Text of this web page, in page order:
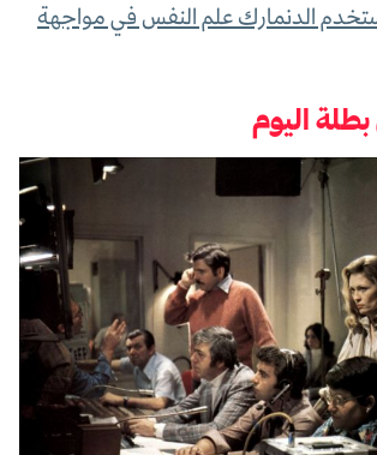
الدنمارك علم النفس في مواجهة
اليوم